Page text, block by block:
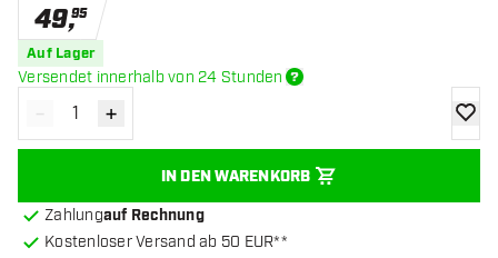
49,95
Auf Lager
Versendet innerhalb von 24 Stunden
Menge verringern
- Menge erhöhen
+
IN DEN WARENKORB
Zur
Zahlungauf Rechnung
Kostenloser Versand ab 50 EUR**